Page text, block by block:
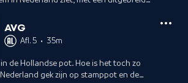
AVG
Afl. 5 • 35m
de Hollandse pot. Hoe is het toch zo
gek zijn op stamppot en de